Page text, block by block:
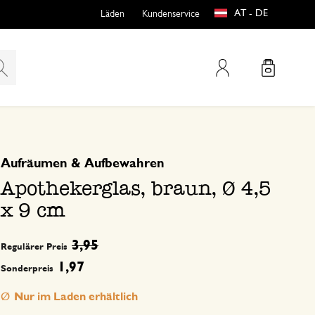
Mein Konto
Läden Kundenservice AT - DE
Apothekerglas, braun, Ø 4,5
x 9 cm
Aufräumen & Aufbewahren
Sonderpreis 1,97
Regulärer Preis 3,95
Nur im Laden erhältlich